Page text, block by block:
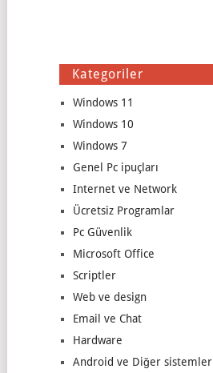
Kategoriler
Windows 11
Windows 10
Windows 7
Genel Pc ipuçları
Internet ve Network
Ücretsiz Programlar
Pc Güvenlik
Microsoft Office
Scriptler
Web ve design
Email ve Chat
Hardware
Android ve Diğer sistemler